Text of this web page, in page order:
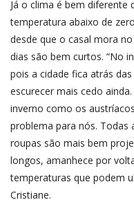
Já o clima é bem diferente
temperatura abaixo de
desde que o casal mora
dias são bem curtos. “No
pois a cidade fica atrás
escurecer mais cedo
inverno como os
problema para nós. Todas
roupas são mais bem
longos, amanhece por
temperaturas que podem
Cristiane.